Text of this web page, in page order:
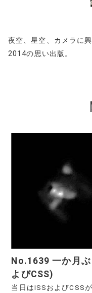
夜空、星空、カメラに
2014の思い出版。
No.1639 一か月
よびCSS)
当日はISSおよびCSS